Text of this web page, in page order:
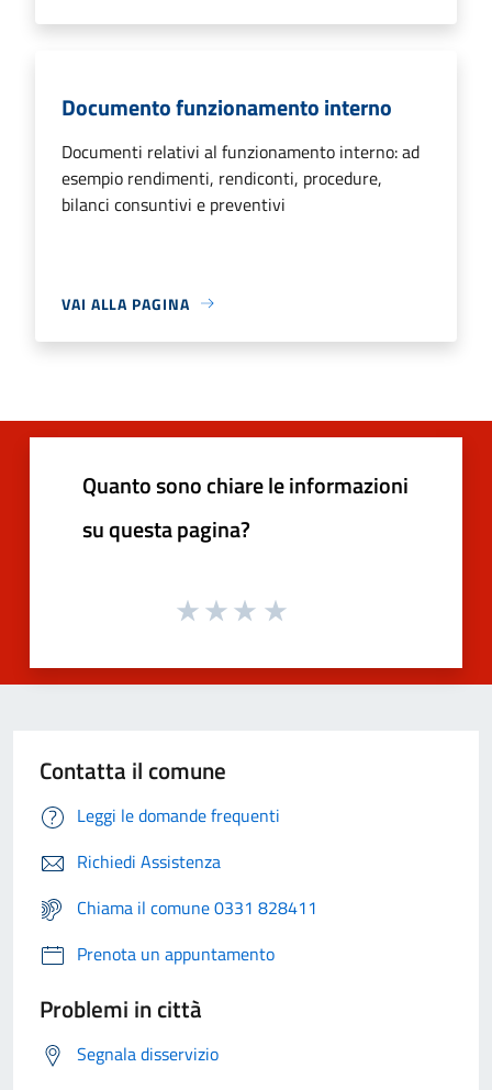
Documento funzionamento interno
Documenti relativi al funzionamento interno: ad
esempio rendimenti, rendiconti, procedure,
bilanci consuntivi e preventivi
VAI ALLA PAGINA
Quanto sono chiare le informazioni
su questa pagina?
Contatta il comune
Leggi le domande frequenti
Richiedi Assistenza
Chiama il comune 0331 828411
Prenota un appuntamento
Problemi in città
Segnala disservizio